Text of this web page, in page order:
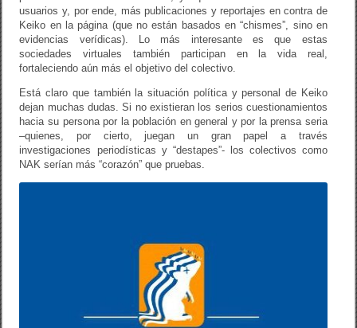
usuarios y, por ende, más publicaciones y reportajes en contra de
Keiko en la página (que no están basados en “chismes”, sino en
evidencias verídicas). Lo más interesante es que estas
sociedades virtuales también participan en la vida real,
fortaleciendo aún más el objetivo del colectivo.
Está claro que también la situación política y personal de Keiko
dejan muchas dudas. Si no existieran los serios cuestionamientos
hacia su persona por la población en general y por la prensa seria
–quienes, por cierto, juegan un gran papel a través
investigaciones periodísticas y “destapes”- los colectivos como
NAK serían más “corazón” que pruebas.